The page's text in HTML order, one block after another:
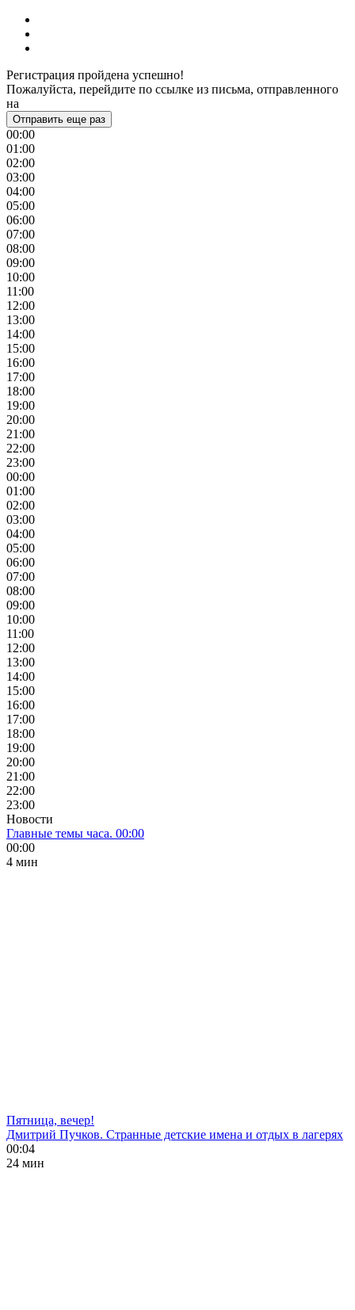
Регистрация пройдена успешно!
Пожалуйста, перейдите по ссылке из письма, отправленного
на
Отправить еще раз
00:00
01:00
02:00
03:00
04:00
05:00
06:00
07:00
08:00
09:00
10:00
11:00
12:00
13:00
14:00
15:00
16:00
17:00
18:00
19:00
20:00
21:00
22:00
23:00
00:00
01:00
02:00
03:00
04:00
05:00
06:00
07:00
08:00
09:00
10:00
11:00
12:00
13:00
14:00
15:00
16:00
17:00
18:00
19:00
20:00
21:00
22:00
23:00
Новости
Главные темы часа. 00:00
00:00
4 мин
Пятница, вечер!
Дмитрий Пучков. Странные детские имена и отдых в лагерях
00:04
24 мин